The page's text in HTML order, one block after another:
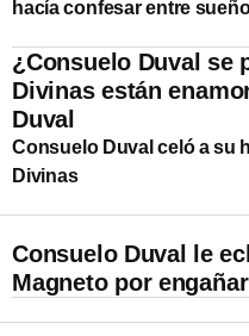
hacía confesar entre
¿Consuelo Duval se
Divinas están
Duval
Consuelo Duval celó a su
Divinas
Consuelo Duval le
Magneto por